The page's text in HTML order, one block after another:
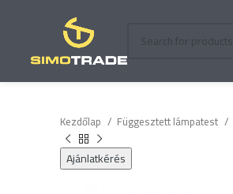
Kezdőlap Függesztett lámpatest
Ajánlatkérés